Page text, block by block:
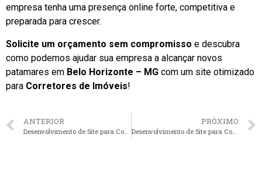
empresa tenha uma presença online forte, competitiva e
preparada para crescer.
Solicite um orçamento sem compromisso e descubra
como podemos ajudar sua empresa a alcançar novos
patamares em Belo Horizonte – MG com um site otimizado
para Corretores de Imóveis!
ANTERIOR
Desenvolvimento de Site para Corretores de Imóveis em Rio de Janeiro – RJ faça seu orçamento
PRÓXIMO
Desenvolvimento de Site para Corretores de Imóveis em Porto Alegre – RS faça seu orçamento